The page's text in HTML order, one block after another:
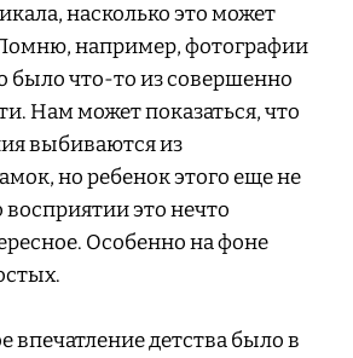
насколько это может
например, фотографии
было что-то из совершенно
Нам может показаться, что
выбиваются из
но ребенок этого еще не
восприятии это нечто
Особенно на фоне
впечатление детства было в